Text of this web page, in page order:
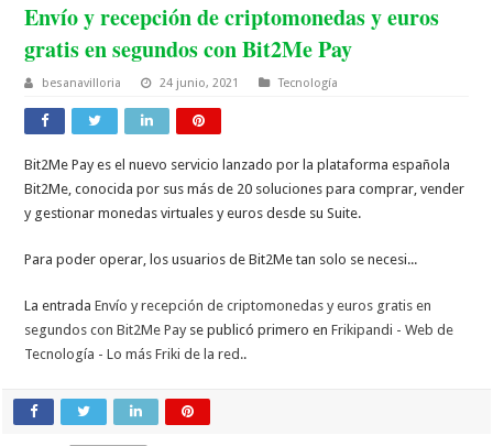
Envío y recepción de criptomonedas y euros
gratis en segundos con Bit2Me Pay
besanavilloria 24 junio, 2021 Tecnología
Bit2Me Pay es el nuevo servicio lanzado por la plataforma española
Bit2Me, conocida por sus más de 20 soluciones para comprar, vender
y gestionar monedas virtuales y euros desde su Suite.
Para poder operar, los usuarios de Bit2Me tan solo se necesi...
La entradaEnvío y recepción de criptomonedas y euros gratis en
segundos con Bit2Me Pay se publicó primero enFrikipandi - Web de
Tecnología - Lo más Friki de la red..